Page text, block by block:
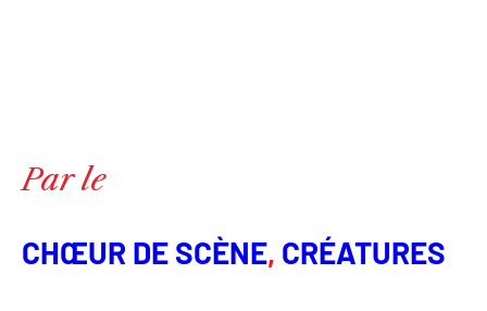
Par le
CHŒUR DE SCÈNE, CRÉATURES